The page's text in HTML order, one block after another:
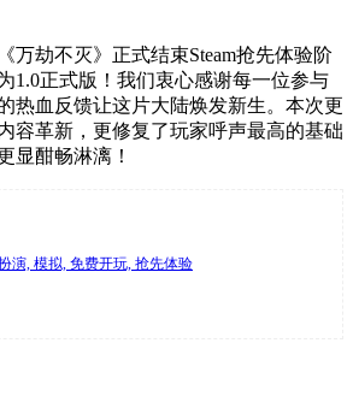
万劫不灭》正式结束Steam抢先体验阶
1.0正式版！我们衷心感谢每一位参与
热血反馈让这片大陆焕发新生。本次更
容革新，更修复了玩家呼声最高的基础
显酣畅淋漓！
演, 模拟, 免费开玩, 抢先体验